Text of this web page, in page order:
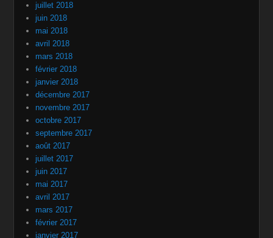
juillet 2018
juin 2018
mai 2018
avril 2018
mars 2018
février 2018
janvier 2018
décembre 2017
novembre 2017
octobre 2017
septembre 2017
août 2017
juillet 2017
juin 2017
mai 2017
avril 2017
mars 2017
février 2017
janvier 2017